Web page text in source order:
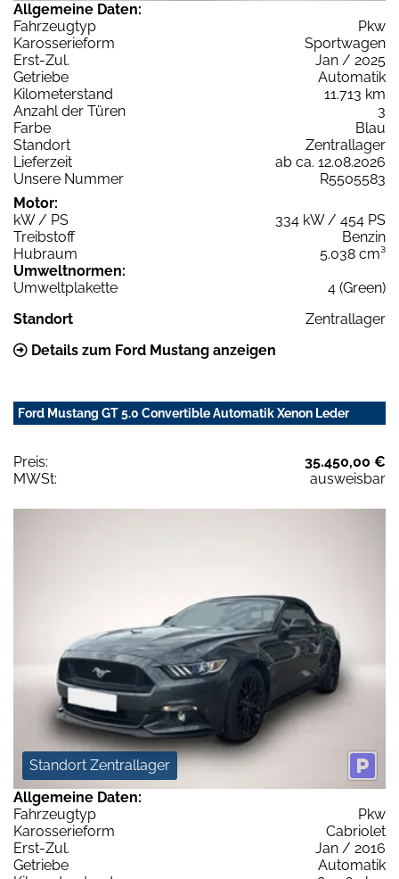
Allgemeine Daten:
Fahrzeugtyp
Pkw
Karosserieform
Sportwagen
Erst-Zul.
Jan / 2025
Getriebe
Automatik
Kilometerstand
11.713 km
Anzahl der Türen
3
Farbe
Blau
Standort
Zentrallager
Lieferzeit
ab ca. 12.08.2026
Unsere Nummer
R5505583
Motor:
kW / PS
334 kW / 454 PS
Treibstoff
Benzin
Hubraum
5.038 cm³
Umweltnormen:
Umweltplakette
4 (Green)
Standort
Zentrallager
Details zum Ford Mustang anzeigen
Ford Mustang GT 5.0 Convertible Automatik Xenon Leder
Preis:
35.450,00 €
MWSt:
ausweisbar
Standort Zentrallager
Allgemeine Daten:
Fahrzeugtyp
Pkw
Karosserieform
Cabriolet
Erst-Zul.
Jan / 2016
Getriebe
Automatik